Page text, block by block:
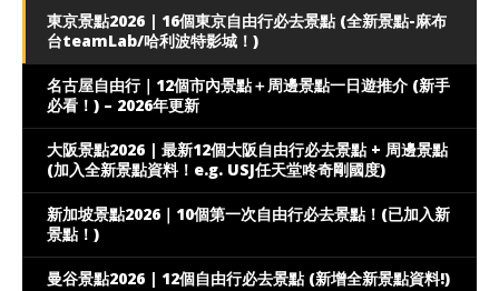
東京景點2026 | 16個東京自由行必去景點 (全新景點-麻布
台teamLab/哈利波特影城！)
名古屋自由行｜12個市內景點＋周邊景點一日遊推介 (新手
必看！) – 2026年更新
大阪景點2026 | 最新12個大阪自由行必去景點 + 周邊景點
(加入全新景點資料！e.g. USJ任天堂咚奇剛國度)
新加坡景點2026｜10個第一次自由行必去景點！(已加入新
景點！)
曼谷景點2026 | 12個自由行必去景點 (新增全新景點資料!)